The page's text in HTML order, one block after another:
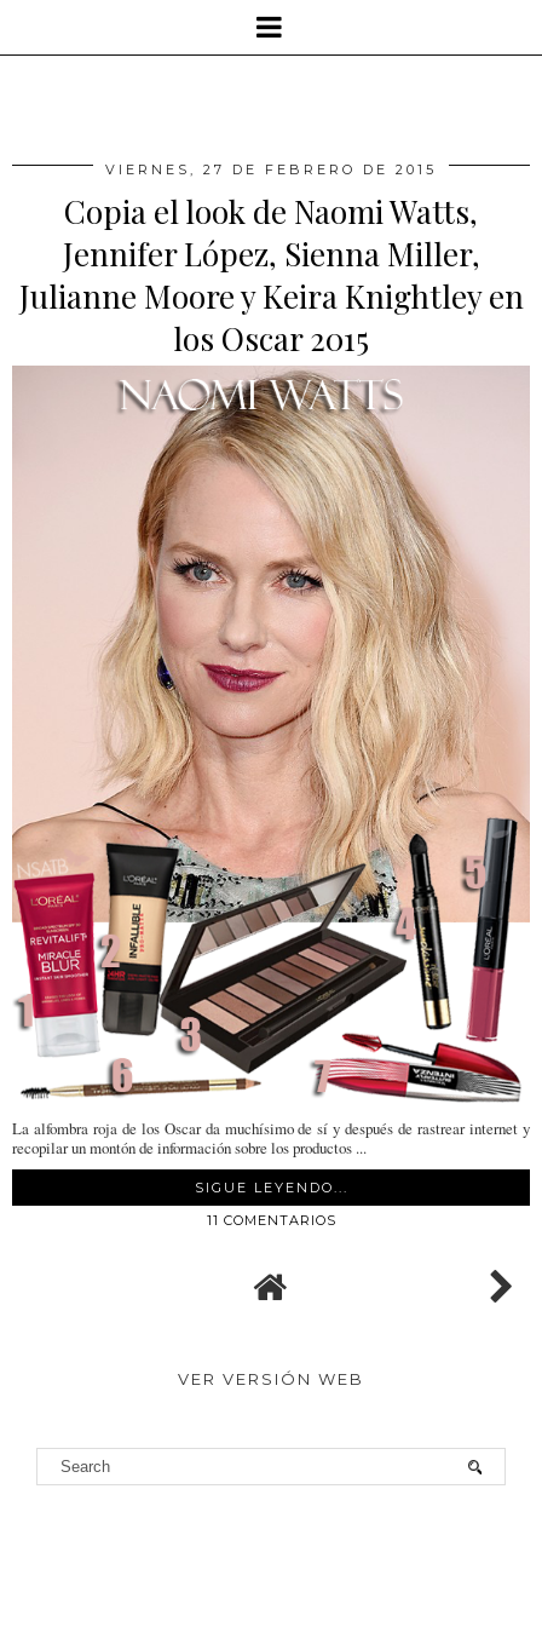
VIERNES, 27 DE FEBRERO DE 2015
Copia el look de Naomi Watts,
Jennifer López, Sienna Miller,
Julianne Moore y Keira Knightley en
los Oscar 2015
La alfombra roja de los Oscar da muchísimo de sí y después de rastrear internet y
recopilar un montón de información sobre los productos ...
SIGUE LEYENDO...
11 COMENTARIOS
VER VERSIÓN WEB